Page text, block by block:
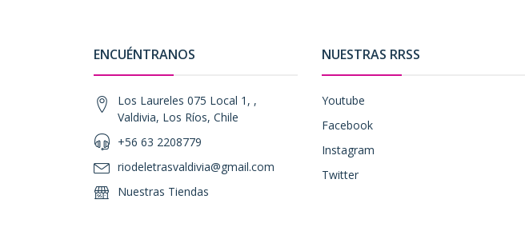
ENCUÉNTRANOS
Los Laureles 075 Local 1, ,
Valdivia, Los Ríos, Chile
+56 63 2208779
riodeletrasvaldivia@gmail.com
Nuestras Tiendas
NUESTRAS RRSS
Youtube
Facebook
Instagram
Twitter